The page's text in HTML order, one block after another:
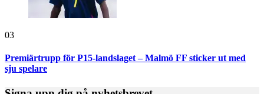
03
Premiärtrupp för P15-landslaget – Malmö FF sticker ut med
sju spelare